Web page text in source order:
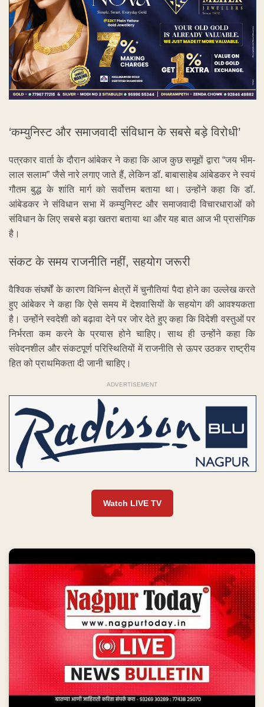
‘कम्युनिस्ट और समाजवादी संविधान के सबसे बड़े विरोधी’
पत्रकार वार्ता के दौरान आंबेकर ने कहा कि आज कुछ समूहों द्वारा “जय भीम-
लाल सलाम” जैसे नारे लगाए जाते हैं, लेकिन डॉ. बाबासाहेब आंबेडकर ने स्वयं
गौतम बुद्ध के शांति मार्ग को सर्वोत्तम बताया था। उन्होंने कहा कि डॉ.
आंबेडकर ने संविधान सभा में कम्युनिस्ट और समाजवादी विचारधाराओं को
संविधान के लिए सबसे बड़ा खतरा बताया था और यह बात आज भी प्रासंगिक
है।
संकट के समय राजनीति नहीं, सहयोग जरूरी
वैश्विक संघर्षों के कारण विभिन्न क्षेत्रों में चुनौतियां पैदा होने का उल्लेख करते
हुए आंबेकर ने कहा कि ऐसे समय में देशवासियों के सहयोग की आवश्यकता
है। उन्होंने स्वदेशी को बढ़ावा देने पर जोर देते हुए कहा कि विदेशी वस्तुओं पर
निर्भरता कम करने के प्रयास होने चाहिए। साथ ही उन्होंने कहा कि
संवेदनशील और संकटपूर्ण परिस्थितियों में राजनीति से ऊपर उठकर राष्ट्रीय
हित को प्राथमिकता दी जानी चाहिए।
ADVERTISEMENT
Watch LIVE TV